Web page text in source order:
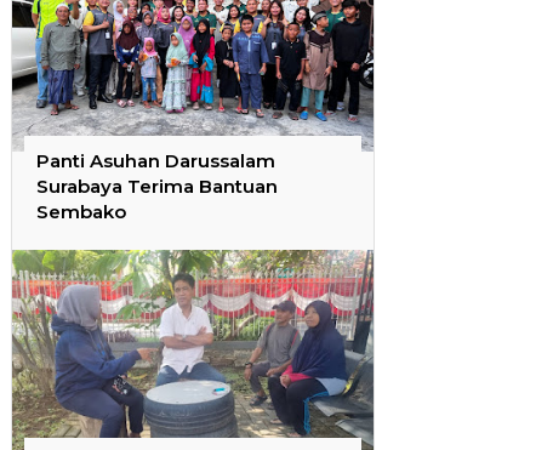
Panti Asuhan Darussalam
Surabaya Terima Bantuan
Sembako